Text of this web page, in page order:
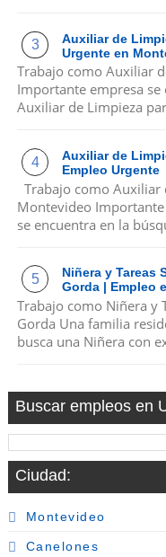
Auxiliar de
Urgente en
Trabajo como Auxiliar
Importante empresa
Auxiliar de Limpieza
Auxiliar de
Empleo Urgente
Trabajo como Auxiliar
Montevideo
se encuentra en la
Niñera y Tareas
Gorda | Empleo
Trabajo como Niñera y
Gorda Una familia
busca una Niñera con
Buscar empleos en
Ciudad:
Montevideo
Canelones